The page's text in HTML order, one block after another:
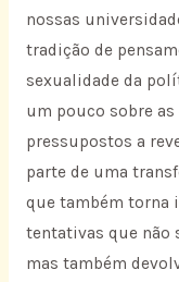
nossas
tradição de
sexualidade da
um pouco sobre
pressupostos a
parte de uma
que também torna
tentativas que não
mas também